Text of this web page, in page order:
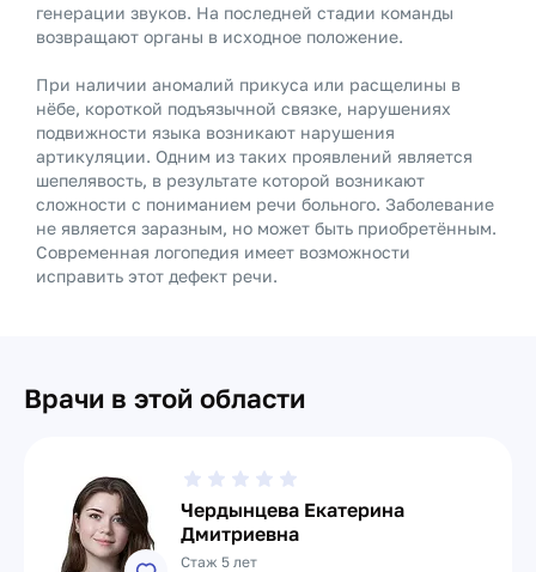
генерации звуков. На последней стадии команды
возвращают органы в исходное положение.
При наличии аномалий прикуса или расщелины в
нёбе, короткой подъязычной связке, нарушениях
подвижности языка возникают нарушения
артикуляции. Одним из таких проявлений является
шепелявость, в результате которой возникают
сложности с пониманием речи больного. Заболевание
не является заразным, но может быть приобретённым.
Современная логопедия имеет возможности
исправить этот дефект речи.
Врачи в этой области
Чердынцева Екатерина
Дмитриевна
Стаж 5 лет